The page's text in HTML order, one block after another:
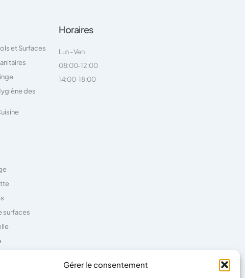
Gérer le consentement
et Surfaces
des
surfaces
Horaires
Lun - Ven
08:00-12:00
14:00-18:00